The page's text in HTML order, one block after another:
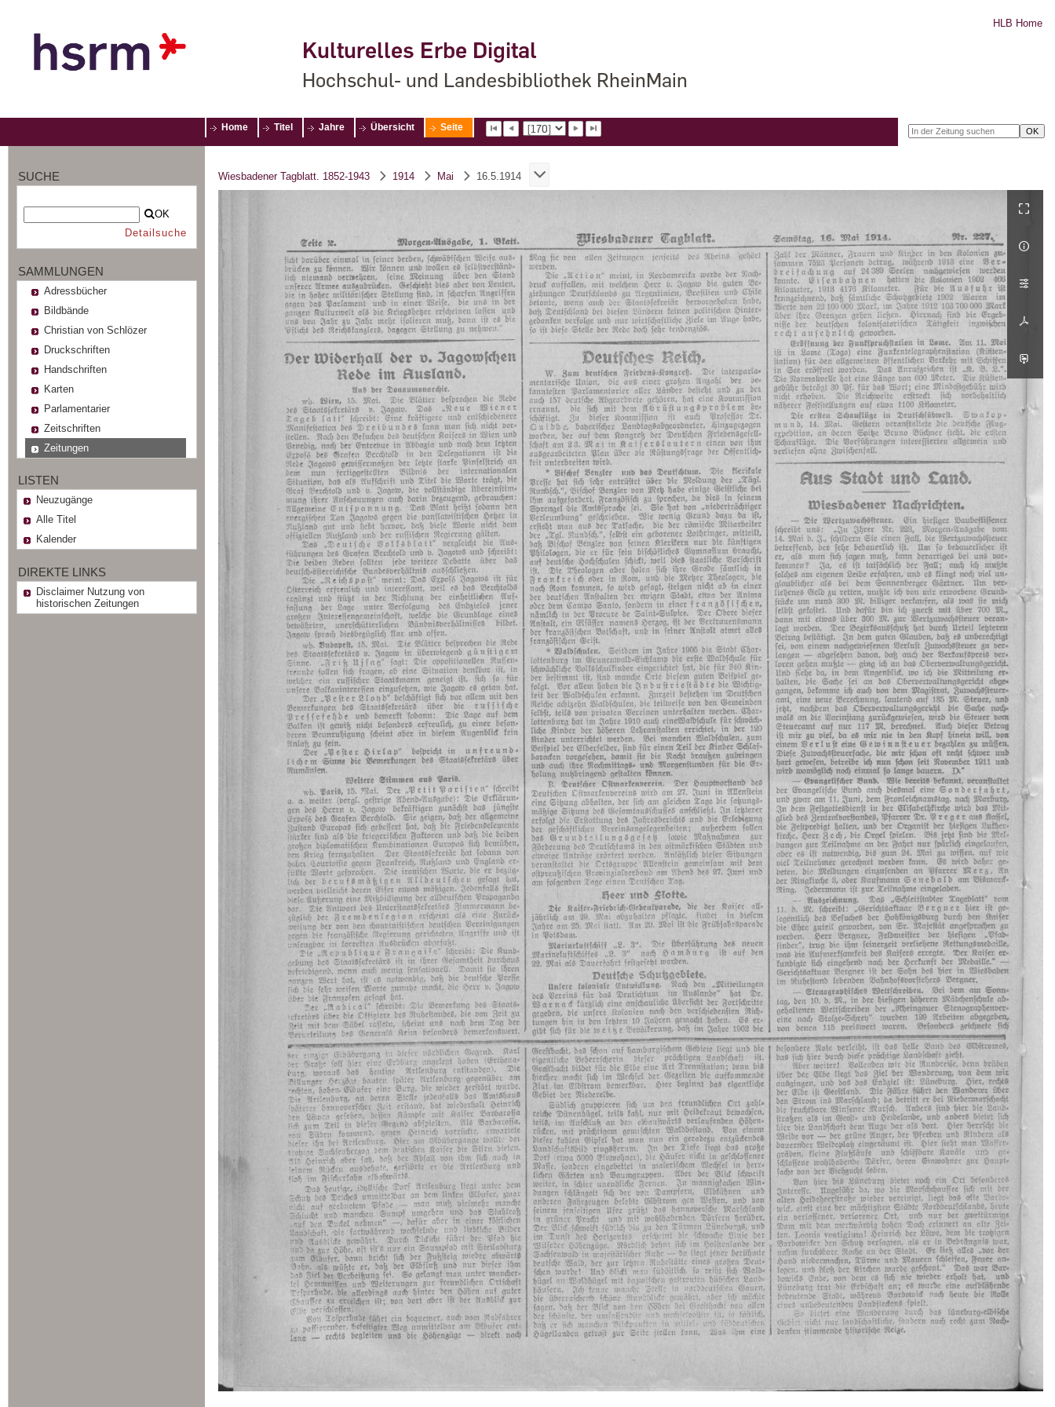
Kulturelles Erbe Digital
Hochschul- und Landesbibliothek RheinMain
HLB Home
Home Titel Jahre Übersicht Seite
SUCHE
OK
Detailsuche
SAMMLUNGEN
Adressbücher
Bildbände
Christian von Schlözer
Druckschriften
Handschriften
Karten
Parlamentarier
Zeitschriften
Zeitungen
LISTEN
Neuzugänge
Alle Titel
Kalender
DIREKTE LINKS
Disclaimer Nutzung von
historischen Zeitungen
Wiesbadener Tagblatt. 1852-1943 1914 Mai 16.5.1914